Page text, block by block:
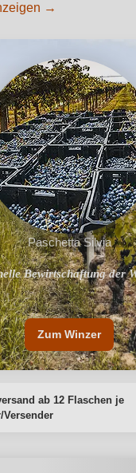
→
Paschetta Silvia
Bewirtschaftung der
auf ökologischen
Zum Winzer
ab 12 Flaschen je
Versender